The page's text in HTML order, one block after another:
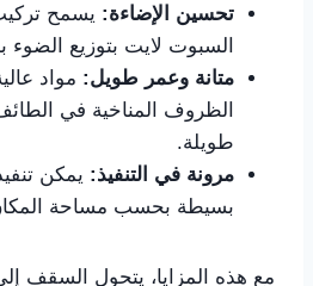
تحسين الإضاءة: يسمح
السبوت لايت بتوزيع
متانة وعمر طويل: مواد
الظروف المناخية في
طويلة.
مرونة في التنفيذ: يمكن
بسيطة بحسب مساحة المكان
مع هذه المزايا، يتحول السقف